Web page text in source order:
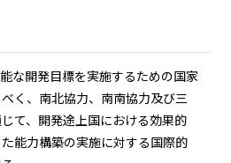
な開発目標を実施するための国家
く、南北協力、南南協力及び三
て、開発途上国における効果的
能力構築の実施に対する国際的